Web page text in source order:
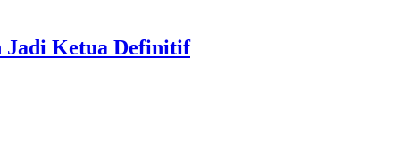
Jadi Ketua Definitif